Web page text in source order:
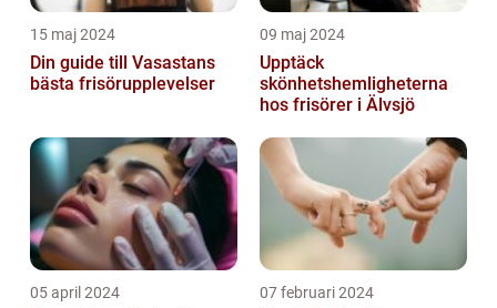
15 maj 2024
Din guide till Vasastans
bästa frisörupplevelser
09 maj 2024
Upptäck
skönhetshemligheterna
hos frisörer i Älvsjö
05 april 2024 07 februari 2024